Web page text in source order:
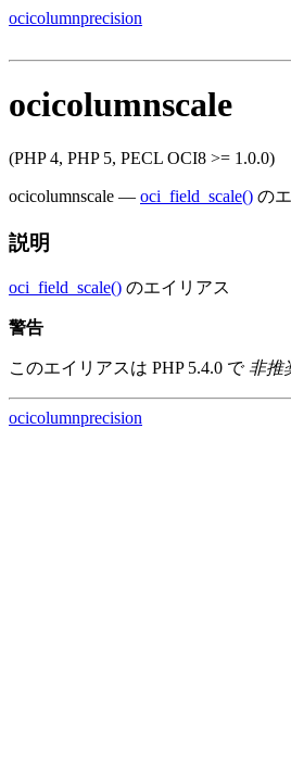
ocicolumnprecision
ocicolumnscale
(PHP 4, PHP 5, PECL OCI8 >= 1.0.0)
ocicolumnscale — oci_field_scale() の
説明
oci_field_scale() のエイリアス
警告
このエイリアスは PHP 5.4.0 で 非推
ocicolumnprecision